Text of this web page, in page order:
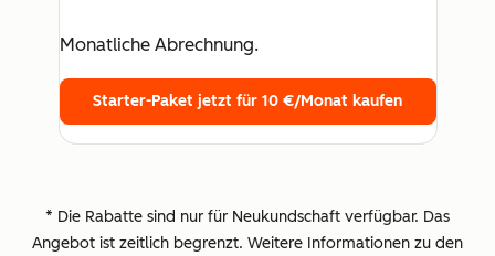
Monatliche Abrechnung.
Starter-Paket jetzt für 10 €/Monat kaufen
* Die Rabatte sind nur für Neukundschaft verfügbar. Das
Angebot ist zeitlich begrenzt. Weitere Informationen zu den